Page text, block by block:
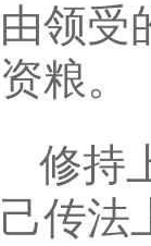
由领受
资粮。
修持
己传法